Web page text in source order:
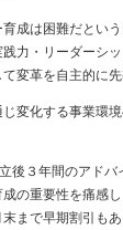
成は困難だとい
力・リーダーシ
変革を自主的に先
変化する事業環
３年間のアド
の重要性を痛感
まで早期割引も